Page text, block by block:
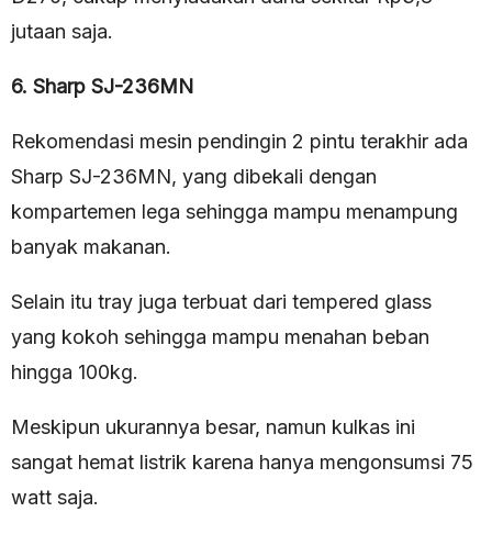
jutaan saja.
6. Sharp SJ-236MN
Rekomendasi mesin pendingin 2 pintu terakhir ada
Sharp SJ-236MN, yang dibekali dengan
kompartemen lega sehingga mampu menampung
banyak makanan.
Selain itu tray juga terbuat dari tempered glass
yang kokoh sehingga mampu menahan beban
hingga 100kg.
Meskipun ukurannya besar, namun kulkas ini
sangat hemat listrik karena hanya mengonsumsi 75
watt saja.